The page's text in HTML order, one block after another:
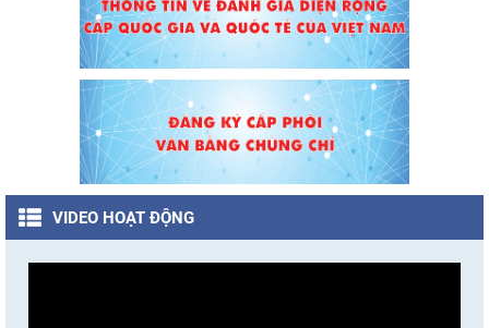
VIDEO HOẠT ĐỘNG